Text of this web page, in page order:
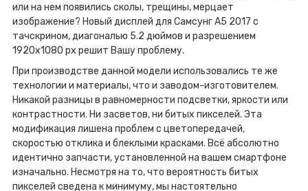
или на нем появились сколы, трещины, мерцает
изображение? Новый дисплей для Самсунг A5 2017 с
тачскрином, диагональю 5.2 дюймов и разрешением
1920x1080 px решит Вашу проблему.
При производстве данной модели использовались те же
технологии и материалы, что и заводом-изготовителем.
Никакой разницы в равномерности подсветки, яркости или
контрастности. Ни засветов, ни битых пикселей. Эта
модификация лишена проблем с цветопередачей,
скоростью отклика и блеклыми красками. Всё абсолютно
идентично запчасти, установленной на вашем смартфоне
изначально. Несмотря на то, что вероятность битых
пикселей сведена к минимуму, мы настоятельно